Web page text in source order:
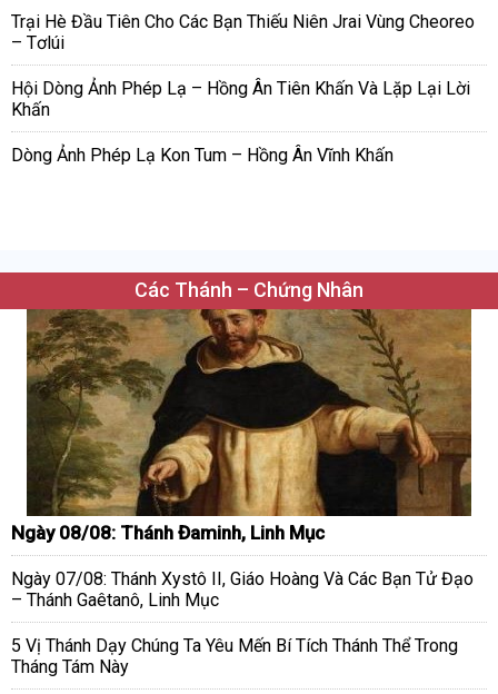
Trại Hè Đầu Tiên Cho Các Bạn Thiếu Niên Jrai Vùng Cheoreo
– Tơlúi
Hội Dòng Ảnh Phép Lạ – Hồng Ân Tiên Khấn Và Lặp Lại Lời
Khấn
Dòng Ảnh Phép Lạ Kon Tum – Hồng Ân Vĩnh Khấn
Các Thánh – Chứng Nhân
Ngày 08/08: Thánh Đaminh, Linh Mục
Ngày 07/08: Thánh Xystô II, Giáo Hoàng Và Các Bạn Tử Đạo
– Thánh Gaêtanô, Linh Mục
5 Vị Thánh Dạy Chúng Ta Yêu Mến Bí Tích Thánh Thể Trong
Tháng Tám Này